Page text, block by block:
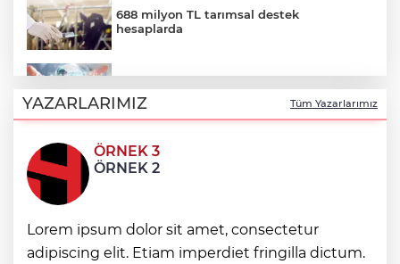
688 milyon TL tarımsal destek
hesaplarda
kapılar açıyor
Hakkari'de JİHA destekli operasyonda
253 kilo esrar ele geçirildi
Keşan Kent Konseyi'nden muhtarlara
nezaket ziyareti
YAZARLARIMIZ Tüm Yazarlarımız
ÖRNEK 3
ÖRNEK 2
Lorem ipsum dolor sit amet, consectetur
adipiscing elit. Etiam imperdiet fringilla dictum.